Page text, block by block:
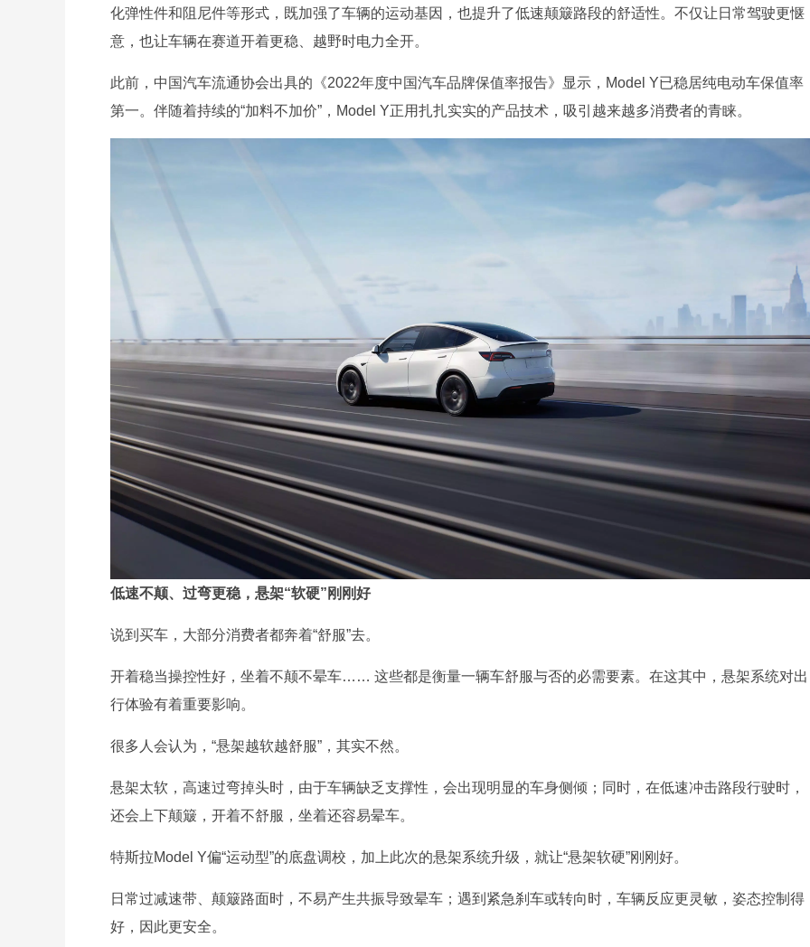
化弹性件和阻尼件等形式，既加强了车辆的运动基因，也提升了低速颠簸路段的舒适性。不仅让日常驾驶更惬
意，也让车辆在赛道开着更稳、越野时电力全开。
此前，中国汽车流通协会出具的《2022年度中国汽车品牌保值率报告》显示，Model Y已稳居纯电动车保值率
第一。伴随着持续的“加料不加价”，Model Y正用扎扎实实的产品技术，吸引越来越多消费者的青睐。
低速不颠、过弯更稳，悬架“软硬”刚刚好
说到买车，大部分消费者都奔着“舒服”去。
开着稳当操控性好，坐着不颠不晕车…… 这些都是衡量一辆车舒服与否的必需要素。在这其中，悬架系统对出
行体验有着重要影响。
很多人会认为，“悬架越软越舒服”，其实不然。
悬架太软，高速过弯掉头时，由于车辆缺乏支撑性，会出现明显的车身侧倾；同时，在低速冲击路段行驶时，
还会上下颠簸，开着不舒服，坐着还容易晕车。
特斯拉Model Y偏“运动型”的底盘调校，加上此次的悬架系统升级，就让“悬架软硬”刚刚好。
日常过减速带、颠簸路面时，不易产生共振导致晕车；遇到紧急刹车或转向时，车辆反应更灵敏，姿态控制得
好，因此更安全。